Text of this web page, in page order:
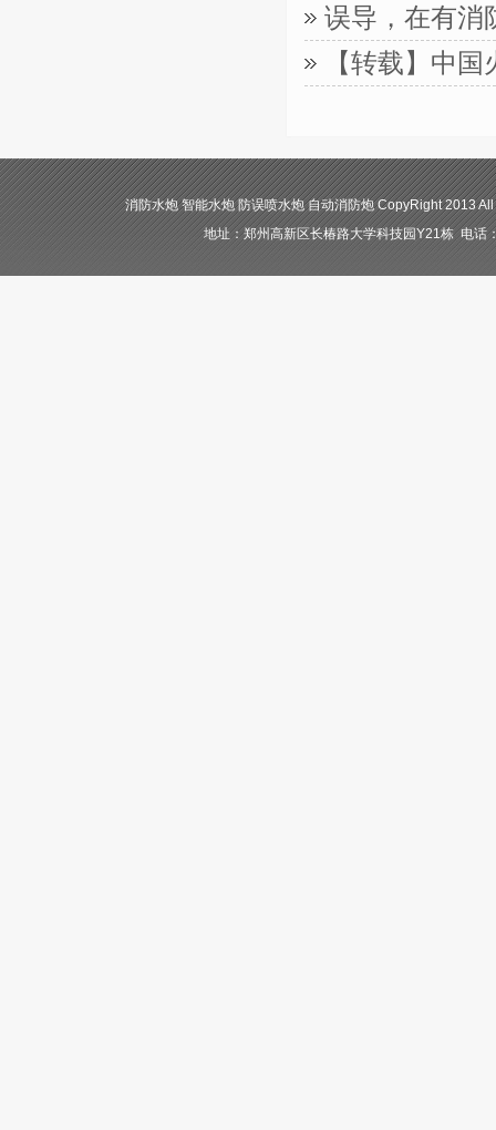
误导，在有消
【转载】中
消防水炮 智能水炮 防误喷水炮 自动消防炮 CopyRight 2013
地址：郑州高新区长椿路大学科技园Y21栋 电